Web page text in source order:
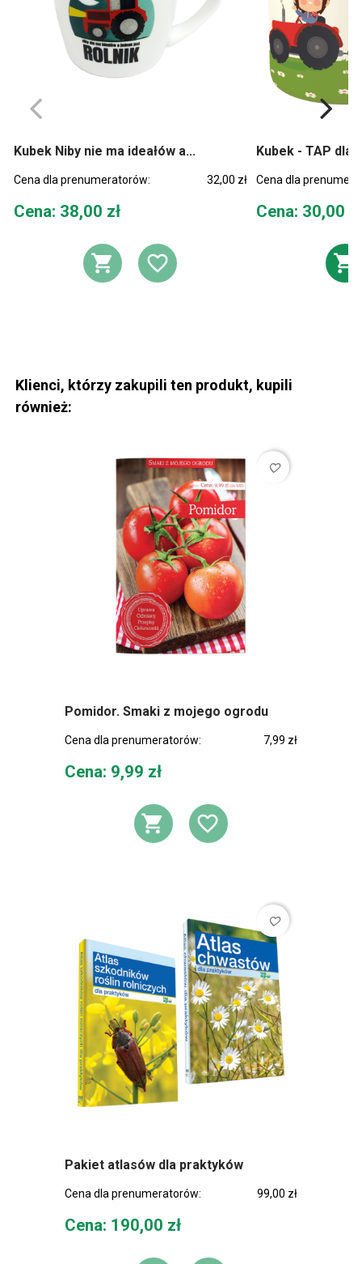
Kubek Niby nie ma ideałów a...
Cena dla prenumeratorów: 32,00 zł
Cena
Cena: 38,00 zł
DODAJ DO KOSZYKA
DODAJ DO
Kubek - TAP dla
Cena dla
Cena
Cena: 30,00
Klienci, którzy zakupili ten produkt, kupili
również:
favorite_border
Pomidor. Smaki z mojego ogrodu
Cena dla prenumeratorów: 7,99 zł
Cena
Cena: 9,99 zł
DODAJ DO
DODAJ DO
favorite_border
Pakiet atlasów dla praktyków
Cena dla prenumeratorów: 99,00 zł
Cena
Cena: 190,00 zł